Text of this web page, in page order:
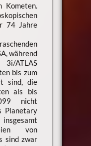
Kometen.
74 Jahre
während
ATLAS
bis zum
sind, die
als bis
nicht
Planetary
von
sind zwar